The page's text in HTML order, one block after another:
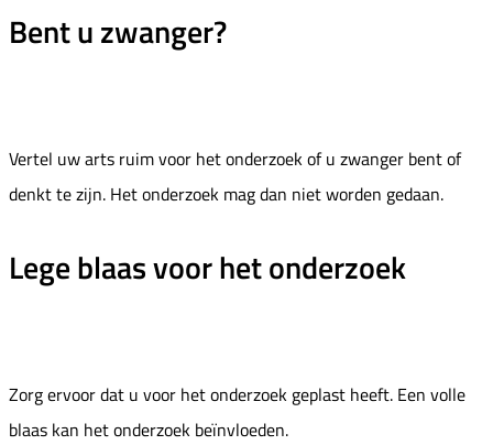
Bent u zwanger?
Vertel uw arts ruim voor het onderzoek of u zwanger bent of
denkt te zijn. Het onderzoek mag dan niet worden gedaan.
Lege blaas voor het onderzoek
Zorg ervoor dat u voor het onderzoek geplast heeft. Een volle
blaas kan het onderzoek beïnvloeden.